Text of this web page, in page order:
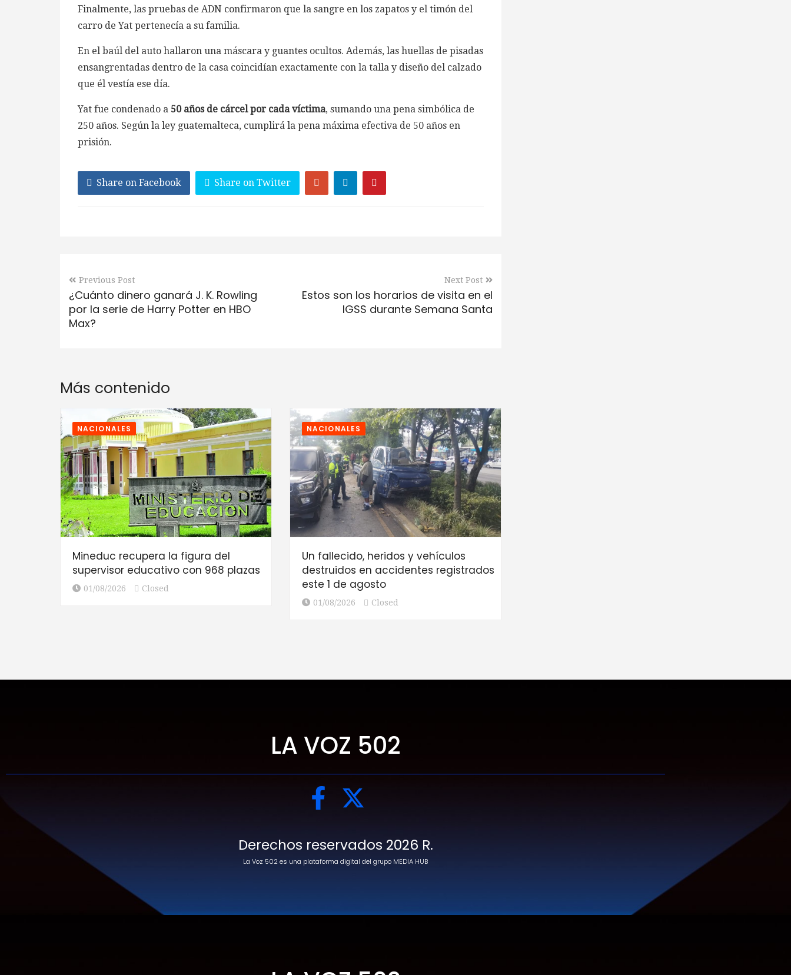
Finalmente, las pruebas de ADN confirmaron que la sangre en los zapatos y el timón del
carro de Yat pertenecía a su familia.
En el baúl del auto hallaron una máscara y guantes ocultos. Además, las huellas de pisadas
ensangrentadas dentro de la casa coincidían exactamente con la talla y diseño del calzado
que él vestía ese día.
Yat fue condenado a 50 años de cárcel por cada víctima, sumando una pena simbólica de
250 años. Según la ley guatemalteca, cumplirá la pena máxima efectiva de 50 años en
prisión.
Share on Facebook Share on Twitter
Previous Post
¿Cuánto dinero ganará J. K. Rowling
por la serie de Harry Potter en HBO
Max?
Next Post
Estos son los horarios de visita en el
IGSS durante Semana Santa
Más contenido
NACIONALES
Mineduc recupera la figura del
supervisor educativo con 968 plazas
01/08/2026 Closed
NACIONALES
Un fallecido, heridos y vehículos
destruidos en accidentes registrados
este 1 de agosto
01/08/2026 Closed
LA VOZ 502
Derechos reservados 2026 R.
La Voz 502 es una plataforma digital del grupo MEDIA HUB